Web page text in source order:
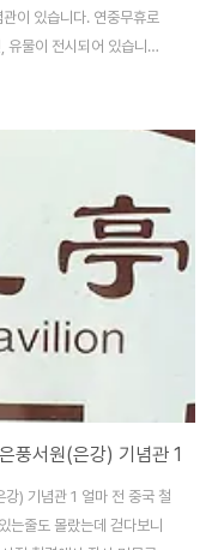
이 있습니다. 연중무휴로
물이 전시되어 있습니다.
. 이 전시관은 중국 요녕성
다. 저는 중국 역사 전시관
도 그랬고, 톄링(철령) 주은
로 돌아서 연도가 거꾸로 ...
풍서원(은강) 기념관 1
) 기념관 1 얼마 전 중국 철
는줄도 몰랐는데 걷다보니